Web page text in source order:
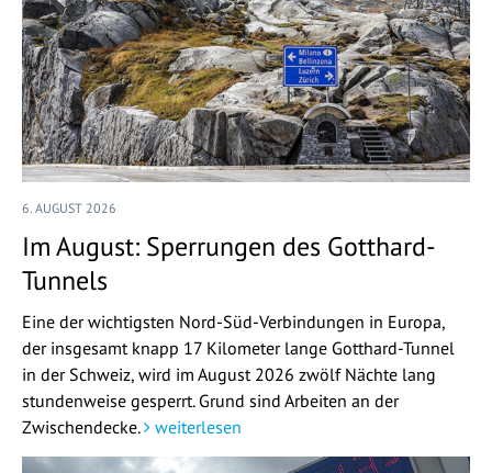
6. AUGUST 2026
Im August: Sperrungen des Gotthard-
Tunnels
Eine der wichtigsten Nord-Süd-Verbindungen in Europa,
der insgesamt knapp 17 Kilometer lange Gotthard-Tunnel
in der Schweiz, wird im August 2026 zwölf Nächte lang
stundenweise gesperrt. Grund sind Arbeiten an der
Zwischendecke.
weiterlesen